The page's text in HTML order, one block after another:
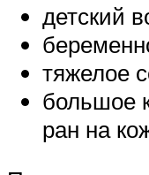
детский
тяжелое
большое
ран на